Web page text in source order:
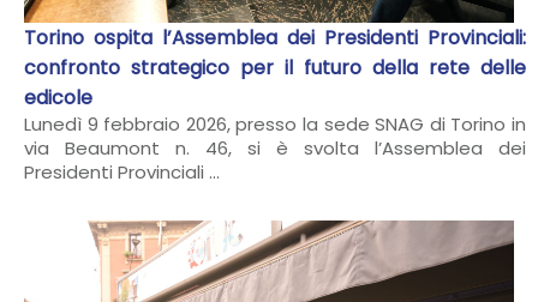
Torino ospita l’Assemblea dei Presidenti Provinciali:
confronto strategico per il futuro della rete delle
edicole
Lunedì 9 febbraio 2026, presso la sede SNAG di Torino in
via Beaumont n. 46, si è svolta l’Assemblea dei
Presidenti Provinciali ...